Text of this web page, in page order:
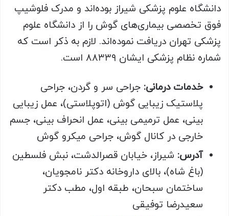
دانشگاه علوم پزشکی شیراز بوده‌اند و مدرک فلوشیپ
فوق تخصصی بیماری‌های گوش را از دانشگاه علوم
پزشکی تهران دریافت نموده‌اند. لازم به ذکر است که
شماره نظام پزشکی ایشان ۸۸۳۳۹ است.
خدمات درمانی: جراحی سر و گردن، جراحی
پلاستیک زیبایی گوش (اتوپلاستی)، عمل زیبایی
بینی، عمل ترمیمی بینی، عمل انحراف بینی، جسم
خارجی در کانال گوش، جراحی میکرو گوش
آدرس: شیراز، خیابان قصرالدشت، نبش فلسطین
(باغ شاه)، بالای داروخانه دکتر نامجویان،
ساختمان سبحان، طبقه اول، مطب دکتر
سعیدرضا توفیقی